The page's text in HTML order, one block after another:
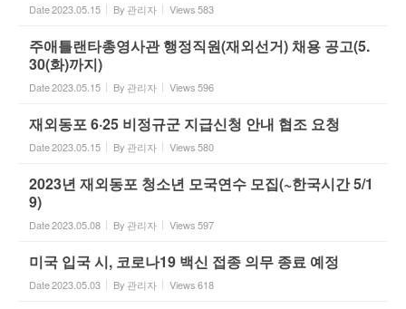
Date2023.05.15 By 관리자 Views583
주애틀랜타총영사관 행정직원(재외선거) 채용 공고(5.
30(화)까지)
Date2023.05.15 By 관리자 Views596
재외동포 6·25 비정규군 지급신청 안내 협조 요청
Date2023.05.15 By 관리자 Views580
2023년 재외동포 청소년 모국연수 모집(~한국시간 5/1
9)
Date2023.05.08 By 관리자 Views597
미국 입국 시, 코로나19 백신 접종 의무 종료 예정
Date2023.05.03 By 관리자 Views618